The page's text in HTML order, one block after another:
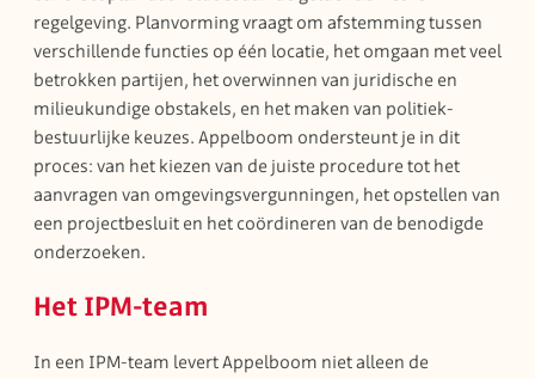
regelgeving. Planvorming vraagt om afstemming tussen
verschillende functies op één locatie, het omgaan met veel
betrokken partijen, het overwinnen van juridische en
milieukundige obstakels, en het maken van politiek-
bestuurlijke keuzes. Appelboom ondersteunt je in dit
proces: van het kiezen van de juiste procedure tot het
aanvragen van omgevingsvergunningen, het opstellen van
een projectbesluit en het coördineren van de benodigde
onderzoeken.
Het IPM-team
In een IPM-team levert Appelboom niet alleen de